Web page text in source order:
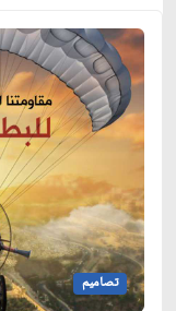
تصاميم